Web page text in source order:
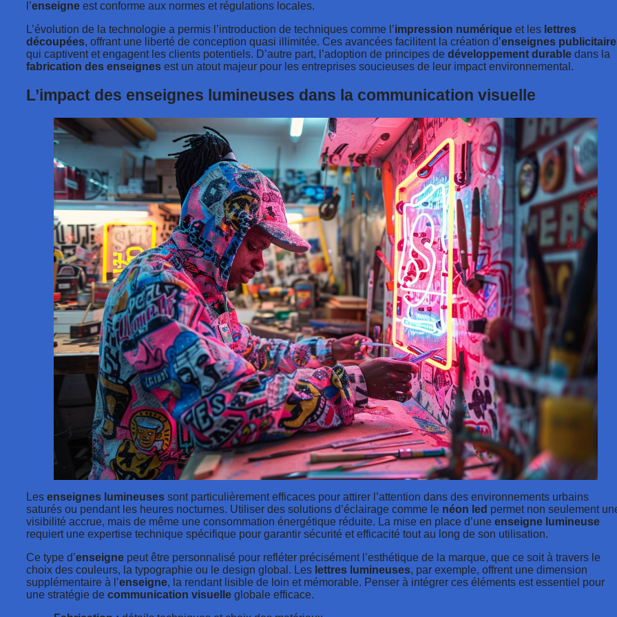
l’enseigne est conforme aux normes et régulations locales.
L’évolution de la technologie a permis l’introduction de techniques comme l’impression numérique et les lettres
découpées, offrant une liberté de conception quasi illimitée. Ces avancées facilitent la création d’enseignes
qui captivent et engagent les clients potentiels. D’autre part, l’adoption de principes de développement durable dans la
fabrication des enseignes est un atout majeur pour les entreprises soucieuses de leur impact environnemental.
L’impact des enseignes lumineuses dans la communication visuelle
Les enseignes lumineuses sont particulièrement efficaces pour attirer l’attention dans des environnements urbains
saturés ou pendant les heures nocturnes. Utiliser des solutions d’éclairage comme le néon led permet non seulement
visibilité accrue, mais de même une consommation énergétique réduite. La mise en place d’une enseigne lumineuse
requiert une expertise technique spécifique pour garantir sécurité et efficacité tout au long de son utilisation.
Ce type d’enseigne peut être personnalisé pour refléter précisément l’esthétique de la marque, que ce soit à travers le
choix des couleurs, la typographie ou le design global. Les lettres lumineuses, par exemple, offrent une dimension
supplémentaire à l’enseigne, la rendant lisible de loin et mémorable. Penser à intégrer ces éléments est essentiel pour
une stratégie de communication visuelle globale efficace.